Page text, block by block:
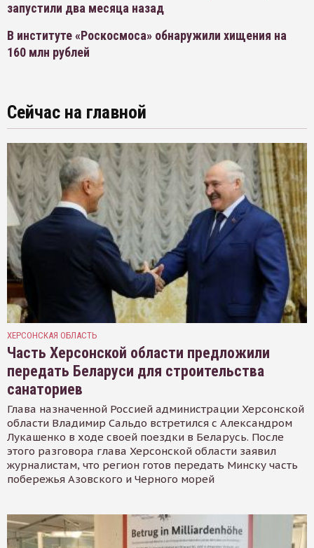
запустили два месяца назад
В институте «Роскосмоса» обнаружили хищения на
160 млн рублей
Сейчас на главной
ХЕРСОНСКАЯ ОБЛАСТЬ
Часть Херсонской области предложили
передать Беларуси для строительства
санаториев
Глава назначенной Россией администрации Херсонской
области Владимир Сальдо встретился с Александром
Лукашенко в ходе своей поездки в Беларусь. После
этого разговора глава Херсонской области заявил
журналистам, что регион готов передать Минску часть
побережья Азовского и Черного морей